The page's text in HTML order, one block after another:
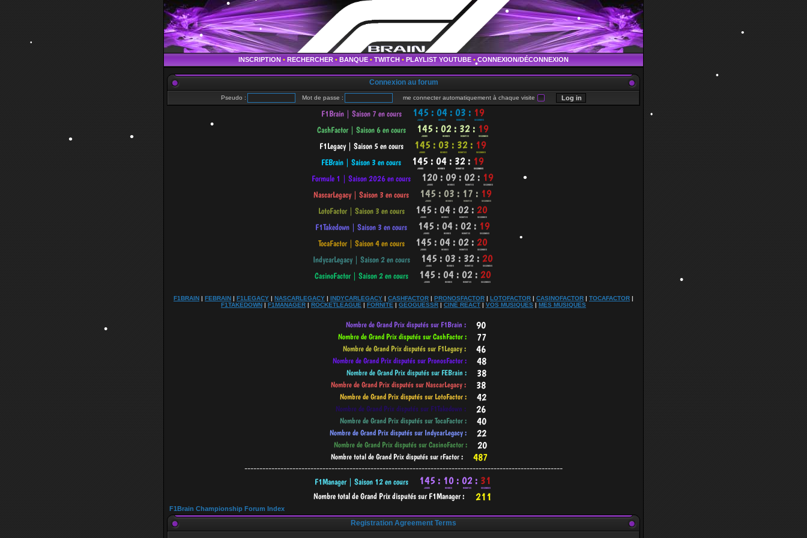
INSCRIPTION • RECHERCHER • BANQUE • TWITCH • PLAYLIST YOUTUBE • CONNEXION/DÉCONNEXION
Connexion au forum
Pseudo : Mot de passe : me connecter automatiquement à chaque visite
F1BRAIN | FEBRAIN | F1LEGACY | NASCARLEGACY | INDYCARLEGACY | CASHFACTOR | PRONOSFACTOR | LOTOFACTOR | CASINOFACTOR | TOCAFACTOR |
F1TAKEDOWN | F1MANAGER | ROCKETLEAGUE | FORNITE | GEOGUESSR | CINÉ REACT | VOS MUSIQUES | MES MUSIQUES
----------------------------------------------------------------------------------------------------------
F1Brain Championship Forum Index
Registration Agreement Terms
•
•
•
•
•
•
•
•
•
•